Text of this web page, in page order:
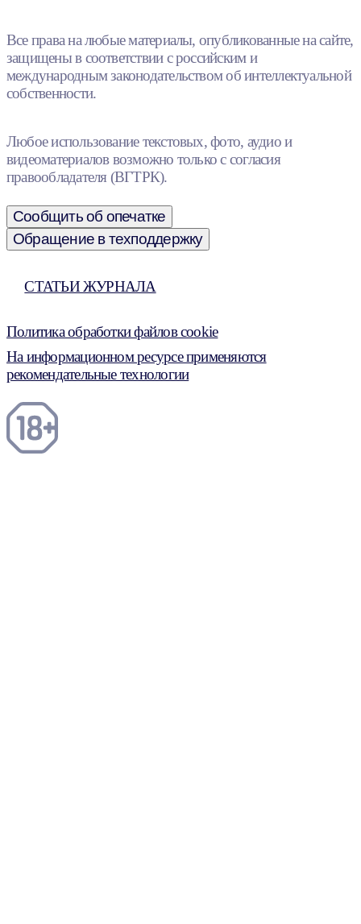
Все права на любые материалы, опубликованные на сайте,
защищены в соответствии с российским и
международным законодательством об интеллектуальной
собственности.
Любое использование текстовых, фото, аудио и
видеоматериалов возможно только с согласия
правообладателя (ВГТРК).
Сообщить об опечатке
Обращение в техподдержку
СТАТЬИ ЖУРНАЛА
Политика обработки файлов cookie
На информационном ресурсе применяются
рекомендательные технологии